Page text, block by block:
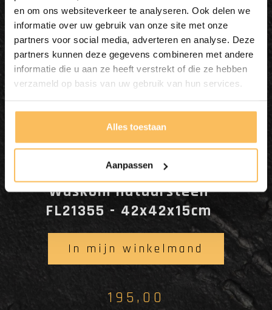
en om ons websiteverkeer te analyseren. Ook delen we
informatie over uw gebruik van onze site met onze
partners voor social media, adverteren en analyse. Deze
partners kunnen deze gegevens combineren met andere
informatie die u aan ze heeft verstrekt of die ze hebben
verzameld op basis van uw gebruik van hun services.
Alles toestaan
Aanpassen
Waskom natuursteen
FL21355 - 42x42x15cm
In mijn winkelmand
195,00